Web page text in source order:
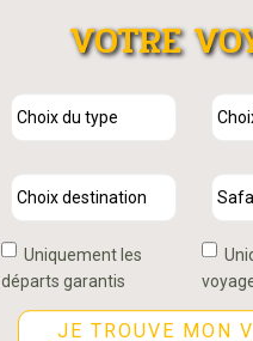
VOTRE
Uniquement les
départs garantis
JE TROUVE MON